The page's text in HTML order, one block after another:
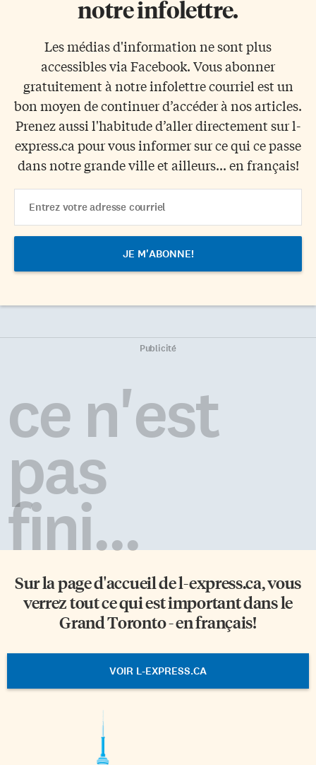
notre infolettre.
Les médias d'information ne sont plus
accessibles via Facebook. Vous abonner
gratuitement à notre infolettre courriel est un
bon moyen de continuer d’accéder à nos articles.
Prenez aussi l'habitude d’aller directement sur l-
express.ca pour vous informer sur ce qui ce passe
dans notre grande ville et ailleurs... en français!
Address
Publicité
ce n'est
pas
fini...
Sur la page d'accueil del-express.ca, vous
verrez tout ce qui est important dans le
Grand Toronto - en français!
VOIR L-EXPRESS.CA